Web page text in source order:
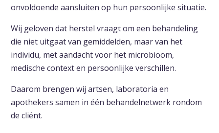
onvoldoende aansluiten op hun persoonlijke situatie.
Wij geloven dat herstel vraagt om een behandeling
die niet uitgaat van gemiddelden, maar van het
individu, met aandacht voor het microbioom,
medische context en persoonlijke verschillen.
Daarom brengen wij artsen, laboratoria en
apothekers samen in één behandelnetwerk rondom
de cliënt.